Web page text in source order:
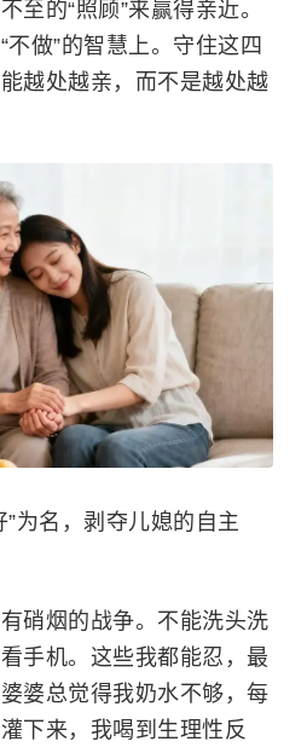
至的“照顾”来赢得亲近。
做”的智慧上。守住这四
越处越亲，而不是越处越
为名，剥夺儿媳的自主
硝烟的战争。不能洗头洗
手机。这些我都能忍，最
婆总觉得我奶水不够，每
下来，我喝到生理性反